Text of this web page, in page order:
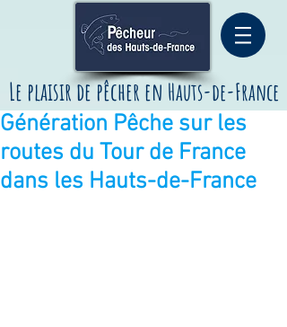
Le plaisir de pêcher en Hauts-de-France
Génération Pêche sur les
routes du Tour de France
dans les Hauts-de-France